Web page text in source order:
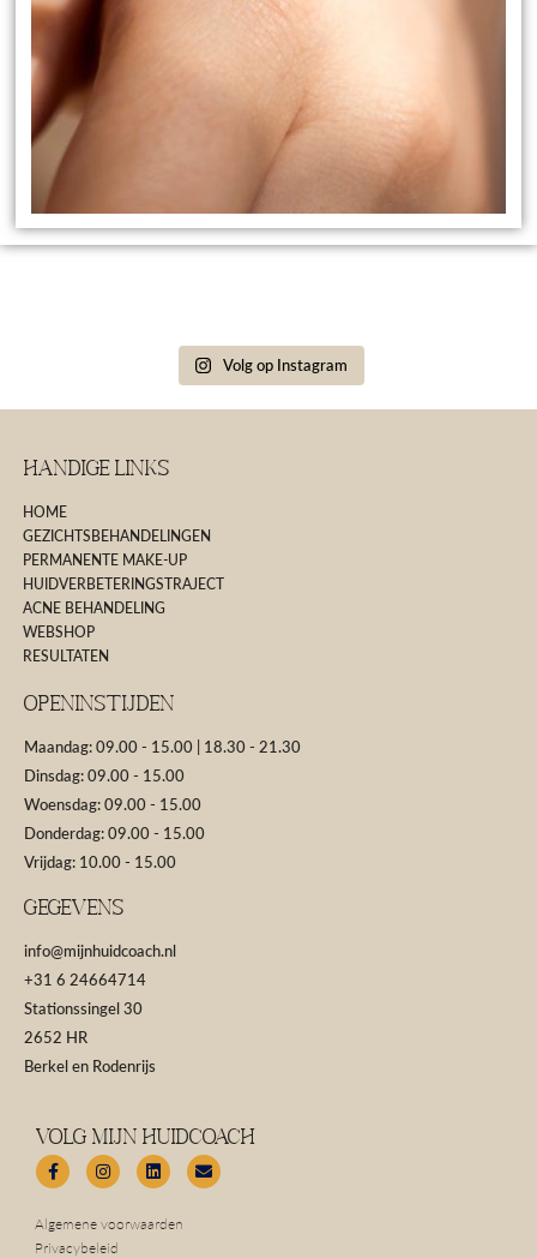
Volg op Instagram
Handige Links
HOME
GEZICHTSBEHANDELINGEN
PERMANENTE MAKE-UP
HUIDVERBETERINGSTRAJECT
ACNE BEHANDELING
WEBSHOP
RESULTATEN
Openinstijden
Maandag: 09.00 - 15.00 | 18.30 - 21.30
Dinsdag: 09.00 - 15.00
Woensdag: 09.00 - 15.00
Donderdag: 09.00 - 15.00
Vrijdag: 10.00 - 15.00
GEGEVENS
info@mijnhuidcoach.nl
+31 6 24664714
Stationssingel 30
2652 HR
Berkel en Rodenrijs
Volg Mijn Huidcoach
F
a
e
b
I
n
t
a
L
i
k
E
n
Algemene voorwaarden
Privacybeleid